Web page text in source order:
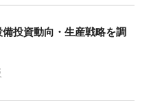
投資動向・生産戦略を調